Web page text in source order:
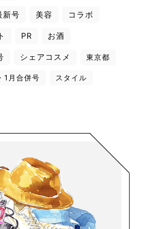
新号 美容 コラボ
PR お酒
シェアコスメ 東京都
1月合併号 スタイル